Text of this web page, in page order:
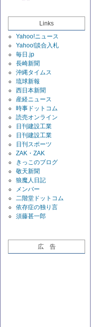
Links
Yahoo!ニュース
Yahoo!談合入札
毎日.jp
長崎新聞
沖縄タイムス
琉球新報
西日本新聞
産経ニュース
時事ドットコム
読売オンライン
日刊建設工業
日刊建設工業
日刊スポーツ
ZAK・ZAK
きっこのブログ
敬天新聞
狼魔人日記
メンバー
二階堂ドットコム
依存症の独り言
須藤甚一郎
広 告